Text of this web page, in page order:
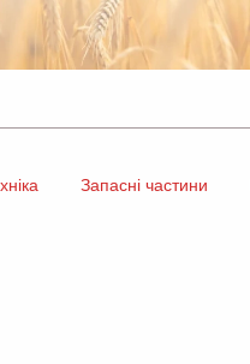
Запасні частини